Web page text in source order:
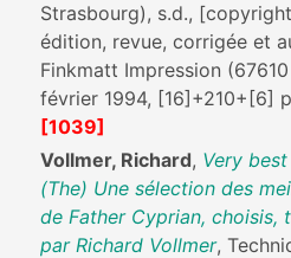
Strasbourg), s.d.,
édition, revue, corrigée et
Finkmatt Impression
février 1994, [16]+210+[6]
[1039]
Vollmer, Richard, Very
(The) Une sélection des
de Father Cyprian, choisis,
par Richard Vollmer,